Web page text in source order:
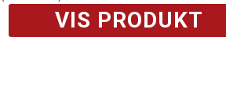
VIS PRODUKT